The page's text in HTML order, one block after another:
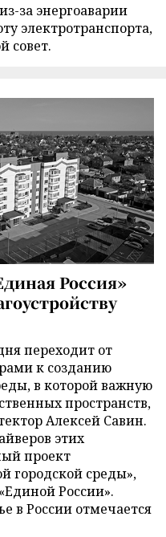
за энергоаварии
электротранспорта,
совет.
Россия»
переходит от
к созданию
в которой важную
пространств,
Алексей Савин.
этих
проект
городской среды»,
России».
в России отмечается